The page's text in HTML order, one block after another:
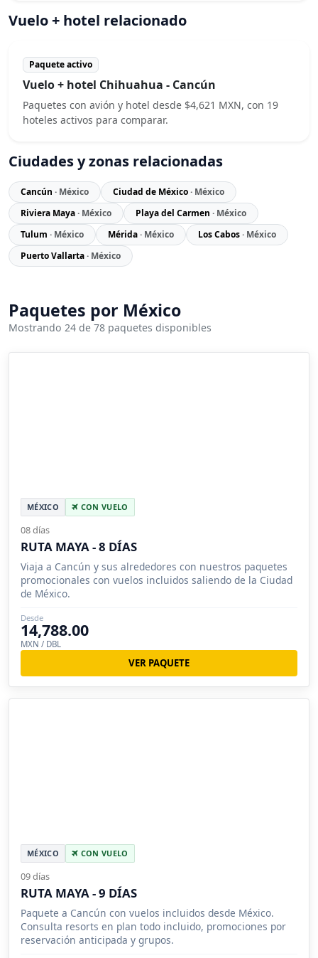
Vuelo + hotel relacionado
Paquete activo
Vuelo + hotel Chihuahua - Cancún
Paquetes con avión y hotel desde $4,621 MXN, con 19
hoteles activos para comparar.
Ciudades y zonas relacionadas
Cancún · México Ciudad de México· México
Riviera Maya· México Playa del Carmen · México
Tulum · México Mérida· México Los Cabos· México
Puerto Vallarta· México
Paquetes por México
Mostrando 24 de 78 paquetes disponibles
MÉXICO CON VUELO
08 días
RUTA MAYA - 8 DÍAS
Viaja a Cancún y sus alrededores con nuestros paquetes
promocionales con vuelos incluidos saliendo de la Ciudad
de México.
Desde
14,788.00
MXN / DBL
VER PAQUETE
MÉXICO CON VUELO
09 días
RUTA MAYA - 9 DÍAS
Paquete a Cancún con vuelos incluidos desde México.
Consulta resorts en plan todo incluido, promociones por
reservación anticipada y grupos.